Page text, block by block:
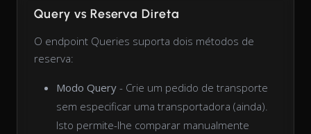
Query vs Reserva Direta
O endpoint Queries suporta dois métodos de
reserva:
Modo Query - Crie um pedido de transporte
sem especificar uma transportadora (ainda).
Isto permite-lhe comparar manualmente